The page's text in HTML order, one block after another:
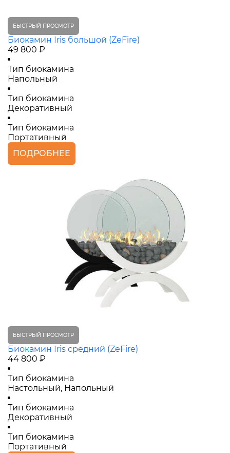
БЫСТРЫЙ ПРОСМОТР
Биокамин Iris большой (ZeFire)
49 800 ₽
Тип биокамина
Напольный
Тип биокамина
Декоративный
Тип биокамина
Портативный
ПОДРОБНЕЕ
БЫСТРЫЙ ПРОСМОТР
Биокамин Iris средний (ZeFire)
44 800 ₽
Тип биокамина
Настольный, Напольный
Тип биокамина
Декоративный
Тип биокамина
Портативный